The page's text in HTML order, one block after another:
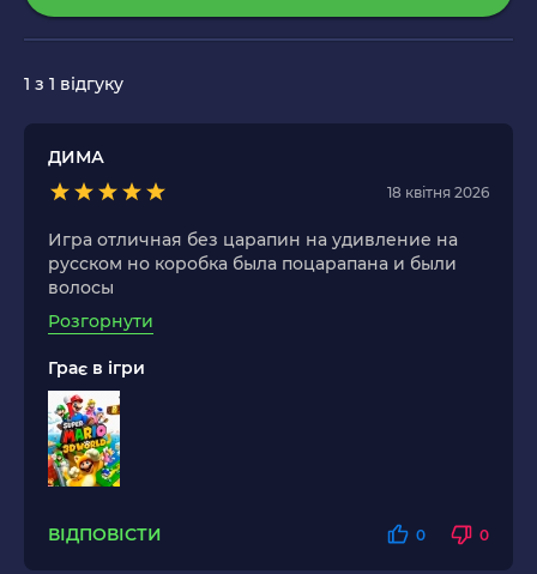
1 з 1 відгуку
ДИМА
18 квітня 2026
Игра отличная без царапин на удивление на
русском но коробка была поцарапана и были
волосы
Розгорнути
Грає в ігри
ВІДПОВІСТИ 0 0